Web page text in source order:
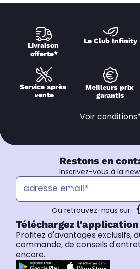
Livraison
offerte*
Le Club Infinity
Service après
vente
Meilleurs prix
garantis
Voir conditions*
Restons en
Inscrivez-vous à la
Ou retrouvez-nous sur :
Téléchargez l'application
Profitez d'avantages exclusifs,
commande, de conseils
encore.